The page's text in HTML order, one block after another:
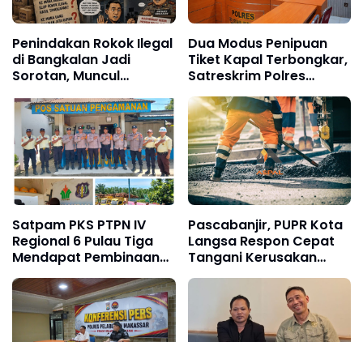
Penindakan Rokok Ilegal
di Bangkalan Jadi
Sorotan, Muncul
hingga Upeti Berkala
Dua Modus Penipuan
Tiket Kapal Terbongkar,
Satreskrim Polres
Pelabuhan Makassar
Ungkap Kasus Menonjol
Satpam PKS PTPN IV
Regional 6 Pulau Tiga
Mendapat Pembinaan
Sat Binmas Polres Aceh
Tamiang
Pascabanjir, PUPR Kota
Langsa Respon Cepat
Tangani Kerusakan
Jalan Seputaran Kota